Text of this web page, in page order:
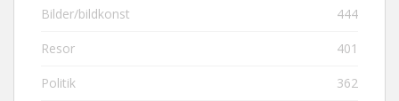
Bilder/bildkonst 444
Resor 401
Politik 362